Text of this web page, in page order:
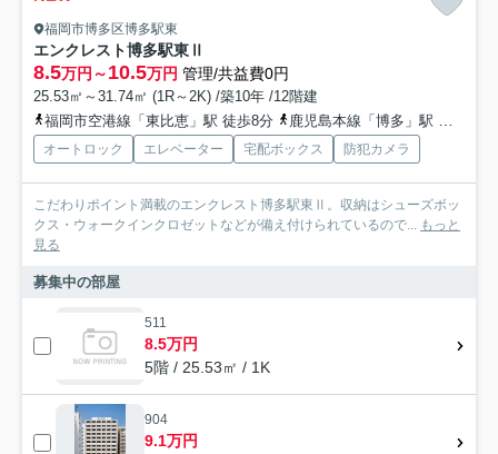
福岡市博多区博多駅東
エンクレスト博多駅東Ⅱ
8.5万円～10.5万円 管理/共益費0円
25.53㎡～31.74㎡ (1R～2K) /築10年 /12階建
福岡市空港線「東比恵」駅 徒歩8分
鹿児島本線「博多」駅 徒歩12分
オートロック エレベーター 宅配ボックス 防犯カメラ
こだわりポイント満載のエンクレスト博多駅東Ⅱ。収納はシューズボッ
クス・ウォークインクロゼットなどが備え付けられているので... もっと
見る
募集中の部屋
511
8.5万円
5階 / 25.53㎡ / 1K
904
9.1万円